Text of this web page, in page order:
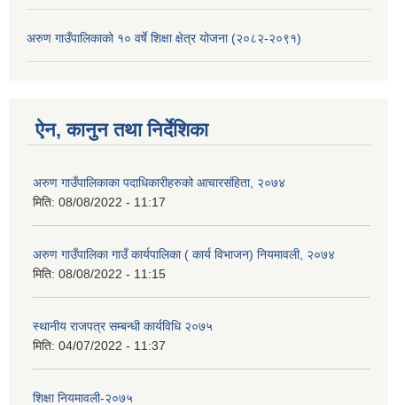
अरुण गाउँपालिकाको १० वर्षे शिक्षा क्षेत्र योजना (२०८२-२०९१)
ऐन, कानुन तथा निर्देशिका
अरुण गाउँपालिकाका पदाधिकारीहरुको आचारसंहिता, २०७४
मिति: 08/08/2022 - 11:17
अरुण गाउँपालिका गाउँ कार्यपालिका ( कार्य विभाजन) नियमावली, २०७४
मिति: 08/08/2022 - 11:15
स्थानीय राजपत्र सम्बन्धी कार्यविधि २०७५
मिति: 04/07/2022 - 11:37
शिक्षा नियमावली-२०७५